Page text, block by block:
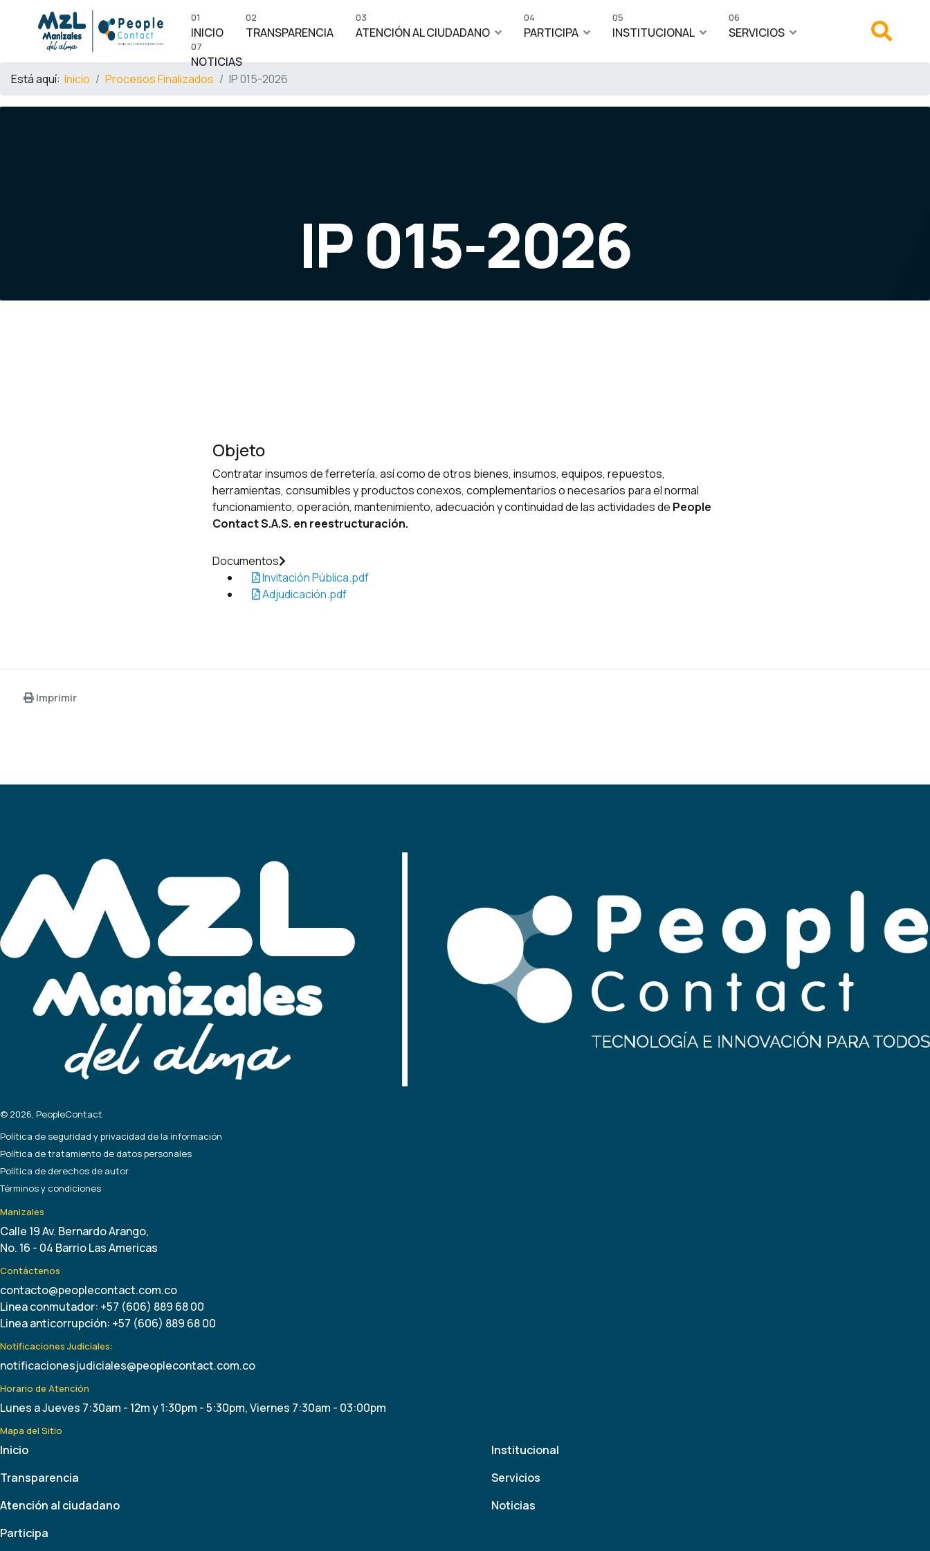
INICIO
01
TRANSPARENCIA
02
ATENCIÓN AL CIUDADANO
03
PARTICIPA
04
INSTITUCIONAL
05
SERVICIOS
06
NOTICIAS
07
Está aquí: Inicio Procesos Finalizados IP 015-2026
IP 015-2026
Objeto
Contratar insumos de ferretería, así como de otros bienes, insumos, equipos, repuestos,
herramientas, consumibles y productos conexos, complementarios o necesarios para el normal
funcionamiento, operación, mantenimiento, adecuación y continuidad de las actividades de People
Contact S.A.S. en reestructuración.
Documentos
Invitación Pública.pdf
Adjudicación.pdf
Imprimir
© 2026, PeopleContact
Política de seguridad y privacidad de la información
Política de tratamiento de datos personales
Política de derechos de autor
Términos y condiciones
Manizales
Calle 19 Av. Bernardo Arango,
No. 16 - 04 Barrio Las Americas
Contáctenos
contacto@peoplecontact.com.co
Linea conmutador: +57 (606) 889 68 00
Linea anticorrupción: +57 (606) 889 68 00
Notificaciones Judiciales:
notificacionesjudiciales@peoplecontact.com.co
Horario de Atención
Lunes a Jueves 7:30am - 12m y 1:30pm - 5:30pm, Viernes 7:30am - 03:00pm
Mapa del Sitio
Inicio
Transparencia
Atención al ciudadano
Participa
Institucional
Servicios
Noticias